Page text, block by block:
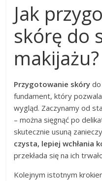
Jak
skórę do
makijażu?
Przygotowanie skóry
fundament, który
wygląd. Zaczynamy od
– można sięgnąć po
skutecznie usuną
czysta, lepiej wchłania
przekłada się na ich
Kolejnym istotnym